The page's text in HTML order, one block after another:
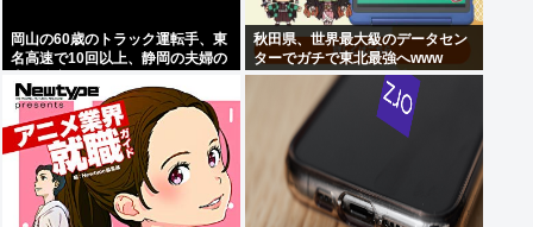
岡山の60歳のトラック運転手、東
名高速で10回以上、静岡の夫婦の
秋田県、世界最大級のデータセン
ターでガチで東北最強へwww